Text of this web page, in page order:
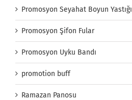
Promosyon Seyahat Boyun Yastığı
Promosyon Şifon Fular
Promosyon Uyku Bandı
promotion buff
Ramazan Panosu